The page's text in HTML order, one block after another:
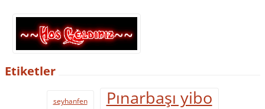
Etiketler
seyhanfen Pınarbaşı yibo